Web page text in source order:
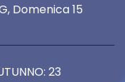
Domenica 15
23